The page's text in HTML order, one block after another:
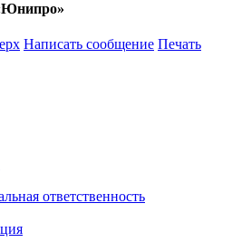
Написать сообщение Печать
ответственность